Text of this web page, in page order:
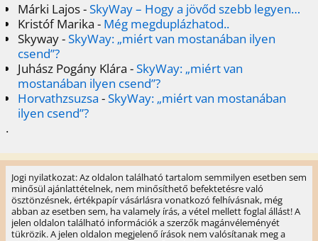
Márki Lajos-SkyWay – Hogy a jövőd szebb legyen…
Kristóf Marika - Még megduplázhatod..
Skyway-SkyWay: „miért van mostanában ilyen
csend”?
Juhász Pogány Klára -SkyWay: „miért van
mostanában ilyen csend”?
Horvathzsuzsa -SkyWay: „miért van mostanában
ilyen csend”?
.
Jogi nyilatkozat: Az oldalon található tartalom semmilyen esetben sem
minősül ajánlattételnek, nem minősíthető befektetésre való
ösztönzésnek, értékpapír vásárlásra vonatkozó felhívásnak, még
abban az esetben sem, ha valamely írás, a vétel mellett foglal állást! A
jelen oldalon található információk a szerzők magánvéleményét
tükrözik. A jelen oldalon megjelenő írások nem valósítanak meg a